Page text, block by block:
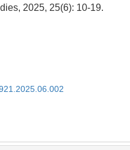
2025, 25(6): 10-19.